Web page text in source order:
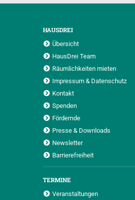
HAUSDREI
Übersicht
HausDrei Team
Räumlichkeiten mieten
Impressum & Datenschutz
Kontakt
Spenden
Fördernde
Presse & Downloads
Newsletter
Barrierefreiheit
TERMINE
Veranstaltungen